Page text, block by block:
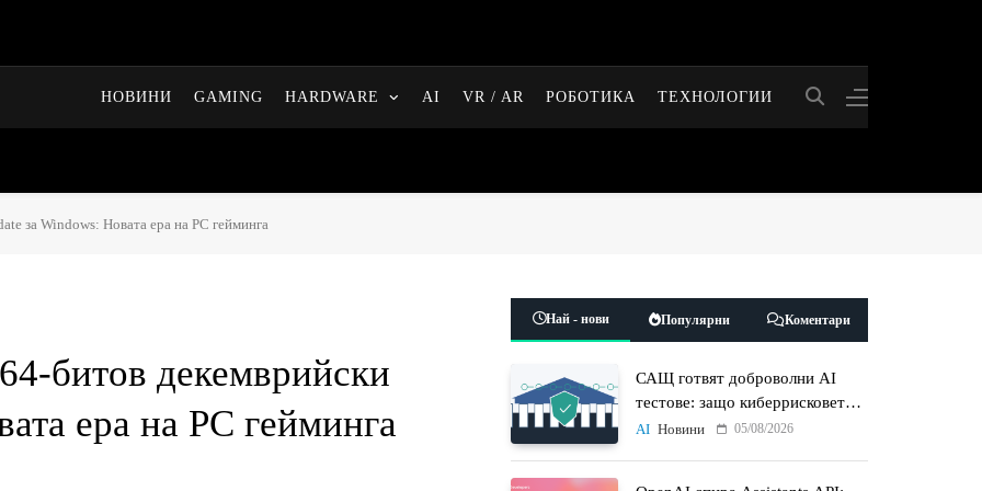
НОВИНИ GAMING HARDWARE AI VR / AR РОБОТИКА ТЕХНОЛОГИИ
за Windows: Новата ера на PC гейминга
битов декемврийски
ера на PC гейминга
Най - нови Популярни Коментари
САЩ готвят доброволни AI
тестове: защо киберрисковете
на моделите стават
AI Новини 05/08/2026